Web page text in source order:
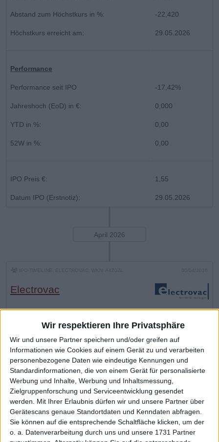
Wir respektieren Ihre Privatsphäre
Wir und unsere Partner speichern und/oder greifen auf
Informationen wie Cookies auf einem Gerät zu und verarbeiten
personenbezogene Daten wie eindeutige Kennungen und
Standardinformationen, die von einem Gerät für personalisierte
Werbung und Inhalte, Werbung und Inhaltsmessung,
Zielgruppenforschung und Serviceentwicklung gesendet
werden.
Mit Ihrer Erlaubnis dürfen wir und unsere Partner über
Gerätescans genaue Standortdaten und Kenndaten abfragen.
Sie können auf die entsprechende Schaltfläche klicken, um der
o. a. Datenverarbeitung durch uns und unsere 1731 Partner
Abstand zum Höchstkurs in %: -22,420
Höchstkurs erreicht am: 29.05.2026
Performance
Performance seit IPO -17,42%
Jahreshoch (EoD) in €: 0,000
YTD in %: 0,00
52W in %: 0,00
IPO Preis €: 1,55
Datum IPO (Erstnotiz): 29.05.2026
April 2026
Electrovac
Aktueller Kurs (Vortag, EoD) in €: 7,910
Abstand zum Höchstkurs in %: -12,890
Höchstkurs erreicht am: 01.06.2026
Performance
Performance seit IPO 1,41%